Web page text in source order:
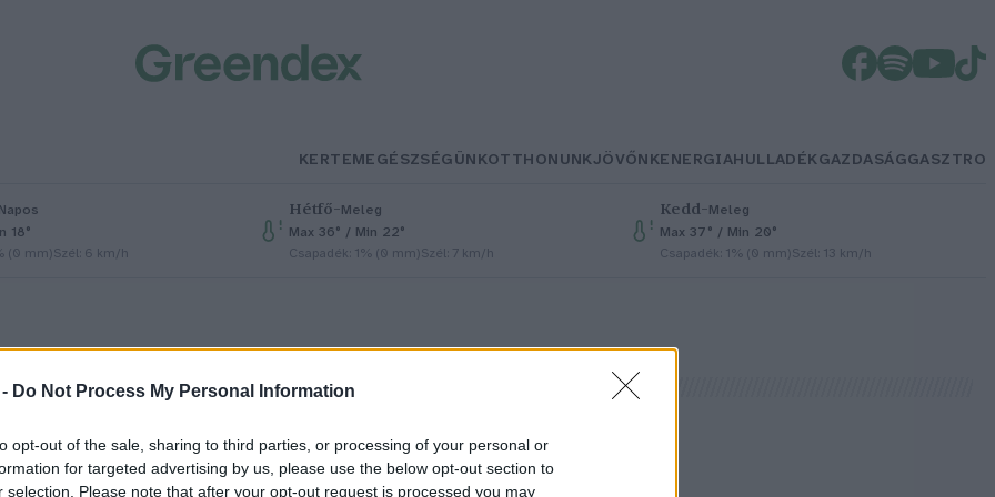
Do Not Process My Personal Information
opt-out of the sale, sharing to third parties, or processing of your personal or
for targeted advertising by us, please use the below opt-out section to
selection. Please note that after your opt-out request is processed you may
KERTEMEGÉSZSÉGÜNKOTTHONUNKJÖVŐNKENERGIAHULLADÉKGAZDASÁGGASZTRO
Napos
18°
(0 mm)Szél: 6 km/h
Hétfő–Meleg
Max 36° / Min 22°
Csapadék: 1% (0 mm)Szél: 7 km/h
Kedd–Meleg
Max 37° / Min 20°
Csapadék: 1% (0 mm)Szél: 13 km/h
a helyzet az európai